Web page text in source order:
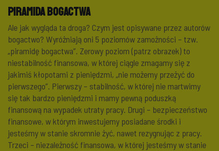
Piramida bogactwa
Ale jak wygląda ta droga? Czym jest opisywane przez autorów
bogactwo? Wyróżniają oni 5 poziomów zamożności – tzw.
„piramidę bogactwa”. Zerowy poziom (patrz obrazek) to
niestabilność finansowa, w której ciągle zmagamy się z
jakimiś kłopotami z pieniędzmi, „nie możemy przeżyć do
pierwszego”. Pierwszy – stabilność, w której nie martwimy
się tak bardzo pieniędzmi i mamy pewną poduszką
finansową na wypadek utraty pracy. Drugi – bezpieczeństwo
finansowe, w którym inwestujemy posiadane środki i
jesteśmy w stanie skromnie żyć, nawet rezygnując z pracy.
Trzeci – niezależność finansowa, w której jesteśmy w stanie